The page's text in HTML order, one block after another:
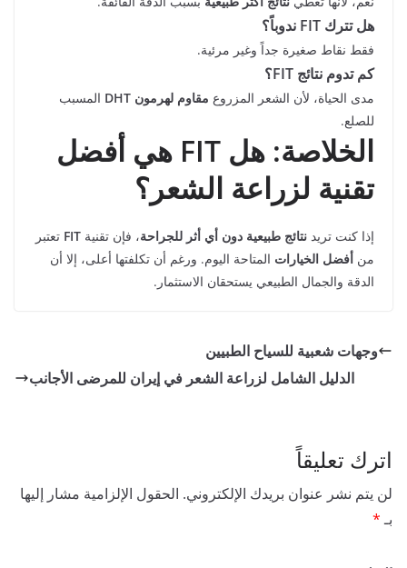
هل تترك FIT ندوباً؟
فقط نقاط صغيرة جداً وغير مرئية.
كم تدوم نتائج FIT؟
مدى الحياة، لأن الشعر المزروع مقاوم لهرمون DHT
المسبب
للصلع.
الخلاصة: هل FIT هي أفضل
تقنية لزراعة الشعر؟
إذا كنت تريد نتائج طبيعية دون أي أثر للجراحة، فإن تقنية FIT تعتبر
من أفضل الخيارات المتاحة اليوم. ورغم أن تكلفتها أعلى، إلا أن
الدقة والجمال الطبيعي يستحقان الاستثمار.
وجهات شعبية للسياح الطبيين
الدليل الشامل لزراعة الشعر في إيران للمرضى الأجانب
اترك تعليقاً
لن يتم نشر عنوان بريدك الإلكتروني. الحقول الإلزامية مشار إليها
بـ*